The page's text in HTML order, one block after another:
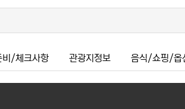
비/체크사항 관광지정보 음식/쇼핑/옵